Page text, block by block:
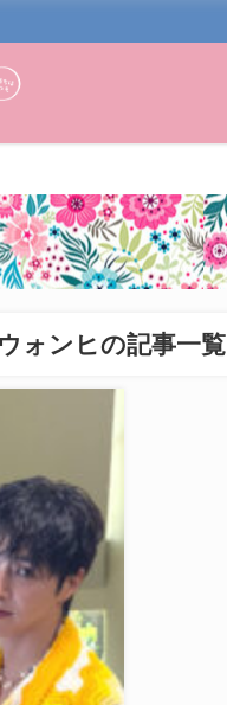
ォンヒの記事一覧